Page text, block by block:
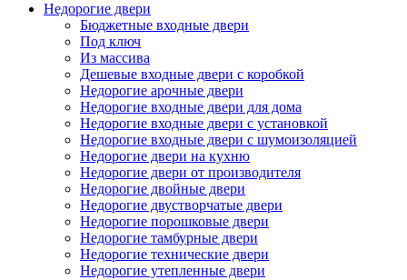
Недорогие двери
Бюджетные входные двери
Под ключ
Из массива
Дешевые входные двери с коробкой
Недорогие арочные двери
Недорогие входные двери для дома
Недорогие входные двери с установкой
Недорогие входные двери с шумоизоляцией
Недорогие двери на кухню
Недорогие двери от производителя
Недорогие двойные двери
Недорогие двустворчатые двери
Недорогие порошковые двери
Недорогие тамбурные двери
Недорогие технические двери
Недорогие утепленные двери